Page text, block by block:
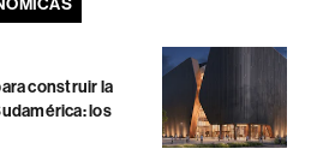
construir la
los